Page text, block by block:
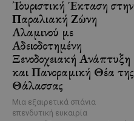
Τουριστική Έκταση στην
Παραλιακή Ζώνη
Αλαμινού με
Αδειοδοτημένη
Ξενοδοχειακή Ανάπτυξη
και Πανοραμική Θέα της
Θάλασσας
Μια εξαιρετικά σπάνια
επενδυτική ευκαιρία